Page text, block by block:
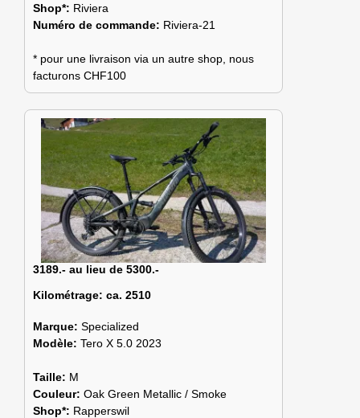
Shop*: Riviera
Numéro de commande: Riviera-21
* pour une livraison via un autre shop, nous
facturons CHF100
3189.- au lieu de 5300.-
Kilométrage: ca. 2510
Marque: Specialized
Modèle: Tero X 5.0 2023
Taille: M
Couleur: Oak Green Metallic / Smoke
Shop*: Rapperswil